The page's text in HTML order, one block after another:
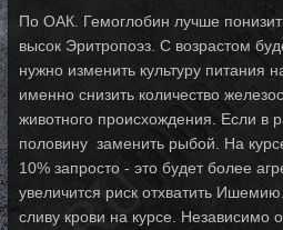
По ОАК. Гемоглобин лучше
высок Эритропоэз. С возрастом
нужно изменить культуру питания
именно снизить количество
животного происхождения. Если в
половину заменить рыбой. На
10% запросто - это будет более
увеличится риск отхватить
сливу крови на курсе. Независимо